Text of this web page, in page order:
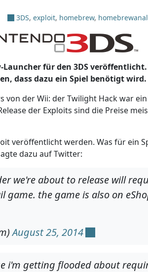
3DS, exploit, homebrew, homebrewanal
Launcher für den 3DS
dass dazu ein Spiel benötigt wird.
von der Wii: der Twilight Hack war
der Exploits sind die Preise
veröffentlicht werden. Was für ein
dazu auf Twitter:
we're about to release will
game. the game is also on
August 25, 2014
i'm getting flooded about